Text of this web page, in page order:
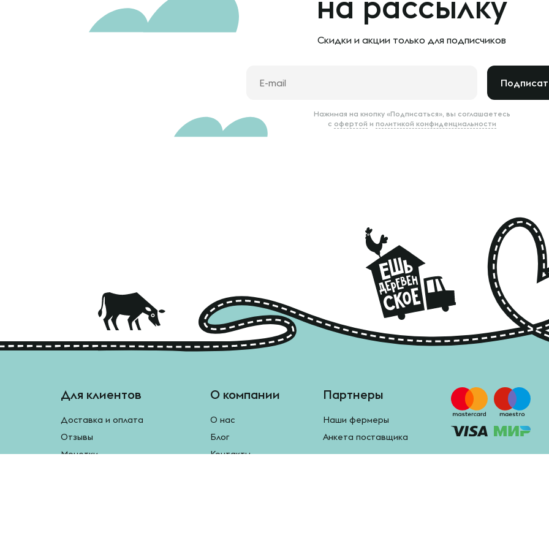
Скидки и акции только для подписчиков
Нажимая на кнопку «Подписаться», вы соглашаетесь
с офертой и политикой конфиденциальности
Для клиентов
Доставка и оплата
Отзывы
Монетки
О компании
О нас
Блог
Контакты
Партнеры
Наши фермеры
Анкета поставщика